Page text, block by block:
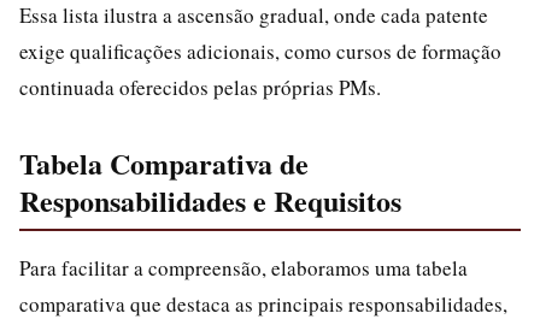
Essa lista ilustra a ascensão gradual, onde cada patente
exige qualificações adicionais, como cursos de formação
continuada oferecidos pelas próprias PMs.
Tabela Comparativa de
Responsabilidades e Requisitos
Para facilitar a compreensão, elaboramos uma tabela
comparativa que destaca as principais responsabilidades,